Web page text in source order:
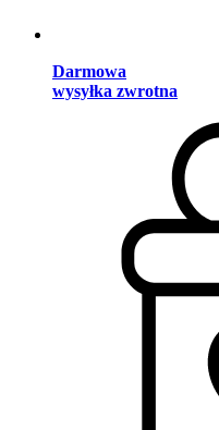
Darmowa
wysyłka zwrotna